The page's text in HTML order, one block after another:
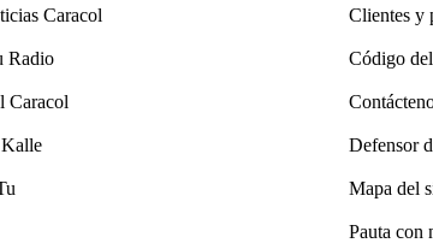
Caracol
Radio
Caracol
Clientes y
Código
Defensor
Mapa del
Pauta con